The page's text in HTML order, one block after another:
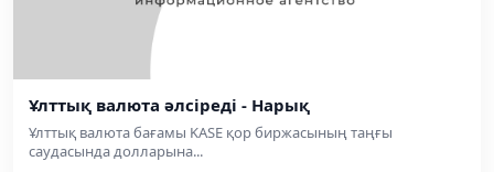
Ұлттық валюта әлсіреді - Нарық
Ұлттық валюта бағамы KASE қор биржасының таңғы
саудасында долларына...